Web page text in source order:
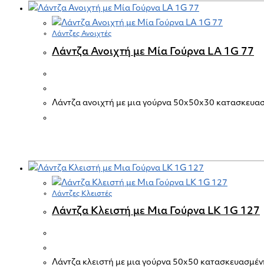
Λάντζες Ανοιχτές
Λάντζα Ανοιχτή με Μία Γούρνα LA 1G 77
Λάντζα ανοιχτή με μια γούρνα 50x50x30
Λάντζες Κλειστές
Λάντζα Κλειστή με Μια Γούρνα LK 1G 127
Λάντζα κλειστή με μια γούρνα 50x50